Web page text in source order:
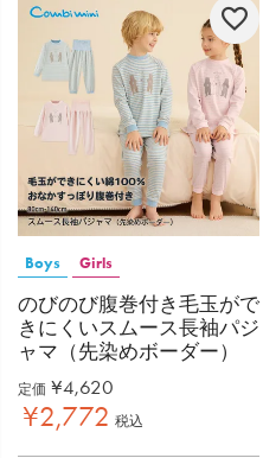
Boys Girls
のびのび腹巻付き毛玉がで
きにくいスムース長袖パジ
ャマ（先染めボーダー）
定価 ¥4,620
¥2,772 税込